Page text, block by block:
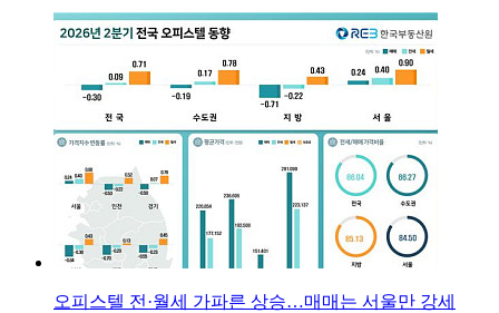
오피스텔 전·월세 가파른 상승…매매는 서울만 강세